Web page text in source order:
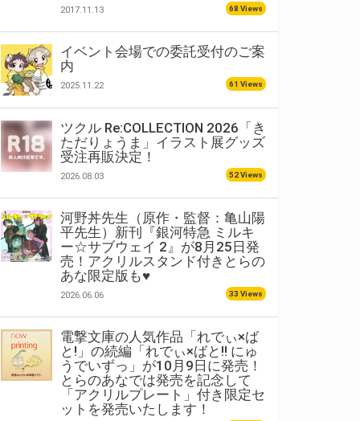
2017.11.13 68 Views
イベント会場での委託受付のご案
内
2025.11.22 61 Views
ツクル Re:COLLECTION 2026「き
ただりょうま」イラスト展グッズ
受注再販決定！
2026.08.03 52 Views
河野丼先生（原作・監督：亀山陽
平先生）新刊『銀河特急 ミルキ
ー☆サブウェイ 2』が8月25日発
売！アクリルスタンド付きとらの
あな限定版も♥
2026.06.06 33 Views
電撃文庫の人気作品「れでぃ×ば
と!」の続編「れでぃ×ばと!! にゅ
うでいずっ」が10月9日に発売！
とらのあなでは発売を記念して
「アクリルプレート」付き限定セ
ットを発売いたします！